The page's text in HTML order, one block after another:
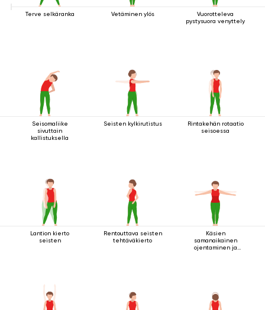
Terve selkäranka Vetäminen ylös
Vuorotteleva
pystysuora venyttely
Seisomaliike
sivuttain
kallistuksella
Seisten kylkirutistus
Rintakehän rotaatio
seisoessa
Lantion kierto
seisten
Rentouttava seisten
tehtäväkierto
Käsien
samanaikainen
ojentaminen ja